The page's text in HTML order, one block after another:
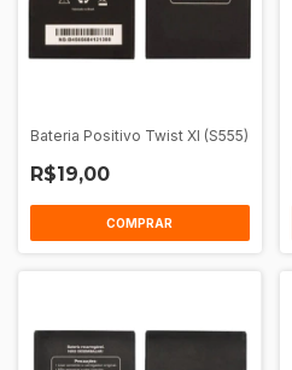
Bateria Positivo Twist Xl (S555)
R$19,00
COMPRAR